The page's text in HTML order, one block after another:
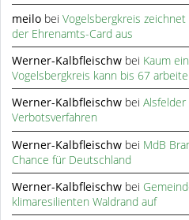
meilo beiVogelsbergkreis
der Ehrenamts-Card aus
Werner-Kalbfleischw bei Kaum
Vogelsbergkreis kann bis 67
Werner-Kalbfleischw bei
Verbotsverfahren
Werner-Kalbfleischw bei MdB
Chance für Deutschland
Werner-Kalbfleischw bei
klimaresilienten Waldrand auf